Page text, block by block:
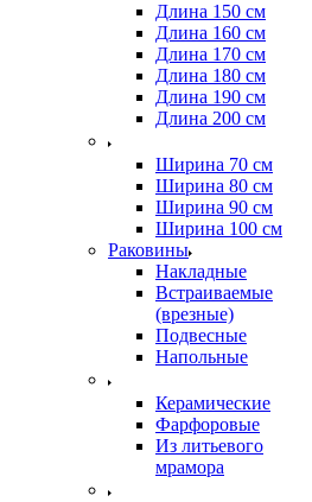
Длина 150 см
Длина 160 см
Длина 170 см
Длина 180 см
Длина 190 см
Длина 200 см
Ширина 70 см
Ширина 80 см
Ширина 90 см
Ширина 100 см
Раковины
Накладные
Встраиваемые
(врезные)
Подвесные
Напольные
Керамические
Фарфоровые
Из литьевого
мрамора